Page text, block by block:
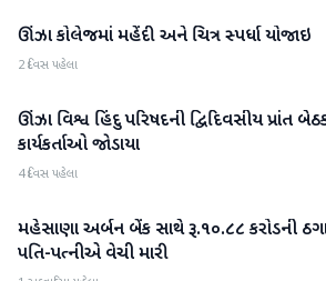
મહેસાણા
ઊંઝા કોલેજમાં મહેંદી અને ચિત્ર સ્પર્ધા યોજાઇ
2 દિવસ પહેલા
મહેસાણા
ઊંઝા વિશ્વ હિંદુ પરિષદની દ્વિદિવસીય પ્રાંત
કાર્યકર્તાઓ જોડાયા
4 દિવસ પહેલા
મહેસાણા
મહેસાણા અર્બન બેંક સાથે રૂ.૧૦.૮૮ કરોડની
પતિ-પત્નીએ વેચી મારી